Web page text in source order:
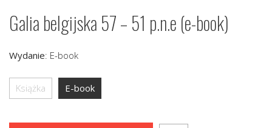
Galia belgijska 57 – 51 p.n.e (e-book)
Wydanie: E-book
Książka E-book